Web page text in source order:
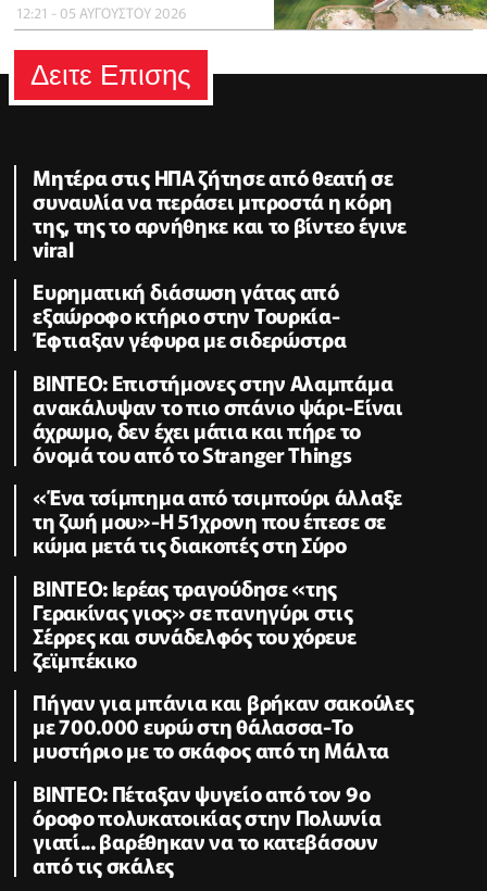
12:21 - 05 ΑΥΓΟΥΣΤΟΥ 2026
Δειτε Επισης
Μητέρα στις ΗΠΑ ζήτησε από θεατή σε
συναυλία να περάσει μπροστά η κόρη
της, της το αρνήθηκε και το βίντεο έγινε
viral
Ευρηματική διάσωση γάτας από
εξαώροφο κτήριο στην Τουρκία-
Έφτιαξαν γέφυρα με σιδερώστρα
ΒΙΝΤΕΟ: Επιστήμονες στην Αλαμπάμα
ανακάλυψαν το πιο σπάνιο ψάρι-Είναι
άχρωμο, δεν έχει μάτια και πήρε το
όνομά του από το Stranger Things
«Ένα τσίμπημα από τσιμπούρι άλλαξε
τη ζωή μου»-Η 51χρονη που έπεσε σε
κώμα μετά τις διακοπές στη Σύρο
BINTEO: Iερέας τραγούδησε «της
Γερακίνας γιος» σε πανηγύρι στις
Σέρρες και συνάδελφός του χόρευε
ζεϊμπέκικο
Πήγαν για μπάνια και βρήκαν σακούλες
με 700.000 ευρώ στη θάλασσα-Το
μυστήριο με το σκάφος από τη Μάλτα
ΒΙΝΤΕΟ: Πέταξαν ψυγείο από τον 9ο
όροφο πολυκατοικίας στην Πολωνία
γιατί... βαρέθηκαν να το κατεβάσουν
από τις σκάλες